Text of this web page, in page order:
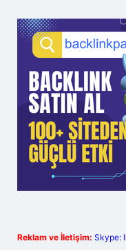
Reklam ve İletişim: Skype: